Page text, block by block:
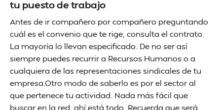
tu puesto de trabajo
Antes de ir compañero por compañero preguntando
cuál es el convenio que te rige, consulta el contrato.
La mayoría lo llevan especificado. De no ser así
siempre puedes recurrir a Recursos Humanos o a
cualquiera de las representaciones sindicales de tu
empresa.Otro modo de saberlo es por el sector al
que pertenece tu actividad. Nada más fácil que
buscar en la red, ahí está todo. Recuerda que será